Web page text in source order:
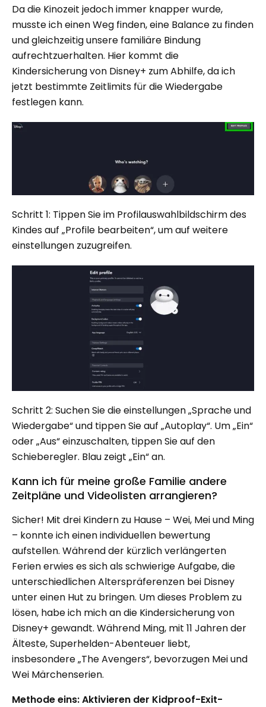
Da die Kinozeit jedoch immer knapper wurde,
musste ich einen Weg finden, eine Balance zu finden
und gleichzeitig unsere familiäre Bindung
aufrechtzuerhalten. Hier kommt die
Kindersicherung von Disney+ zum Abhilfe, da ich
jetzt bestimmte Zeitlimits für die Wiedergabe
festlegen kann.
Schritt 1: Tippen Sie im Profilauswahlbildschirm des
Kindes auf „Profile bearbeiten“, um auf weitere
einstellungen zuzugreifen.
Schritt 2: Suchen Sie die einstellungen „Sprache und
Wiedergabe“ und tippen Sie auf „Autoplay“. Um „Ein“
oder „Aus“ einzuschalten, tippen Sie auf den
Schieberegler. Blau zeigt „Ein“ an.
Kann ich für meine große Familie andere
Zeitpläne und Videolisten arrangieren?
Sicher! Mit drei Kindern zu Hause – Wei, Mei und Ming
– konnte ich einen individuellen bewertung
aufstellen. Während der kürzlich verlängerten
Ferien erwies es sich als schwierige Aufgabe, die
unterschiedlichen Alterspräferenzen bei Disney
unter einen Hut zu bringen. Um dieses Problem zu
lösen, habe ich mich an die Kindersicherung von
Disney+ gewandt. Während Ming, mit 11 Jahren der
Älteste, Superhelden-Abenteuer liebt,
insbesondere „The Avengers“, bevorzugen Mei und
Wei Märchenserien.
Methode eins: Aktivieren der Kidproof-Exit-